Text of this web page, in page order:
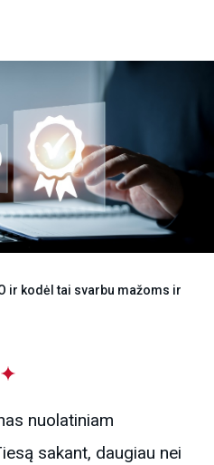
ir kodėl tai svarbu mažoms ir
nuolatiniam
sakant, daugiau nei